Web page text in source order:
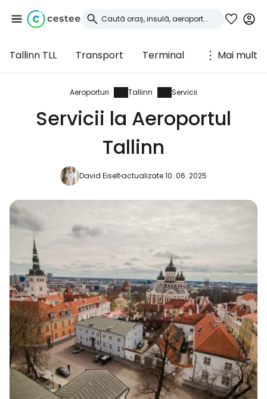
Tallinn TLL Transport Terminal Mai mult
Aeroporturi Tallinn Servicii
Servicii la Aeroportul
Tallinn
David Eiseltactualizate 10. 06. 2025
Conectați-vă la
Cestee
... comunitatea mondială a călătorilor
Continuați cu e-mailul